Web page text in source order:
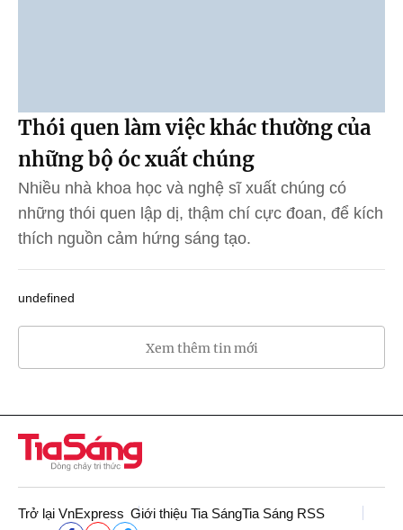
Thói quen làm việc khác thường của
những bộ óc xuất chúng
Nhiều nhà khoa học và nghệ sĩ xuất chúng có
những thói quen lập dị, thậm chí cực đoan, để kích
thích nguồn cảm hứng sáng tạo.
undefined
Xem thêm tin mới
Trở lại VnExpress Giới thiệu Tia SángTia Sáng RSS